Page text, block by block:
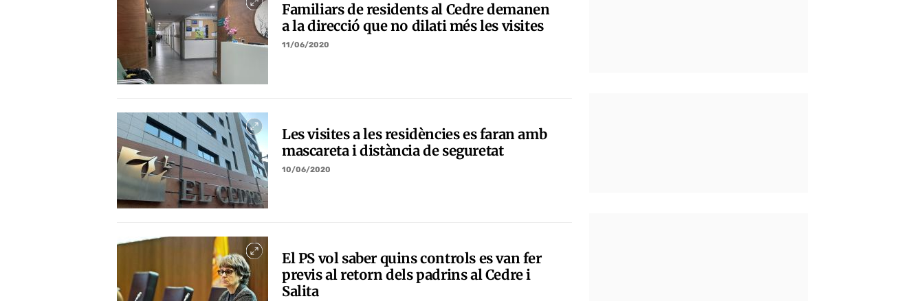
Familiars de residents al Cedre demanen
a la direcció que no dilati més les visites
11/06/2020
Les visites a les residències es faran amb
mascareta i distància de seguretat
10/06/2020
El PS vol saber quins controls es van fer
previs al retorn dels padrins al Cedre i
Salita